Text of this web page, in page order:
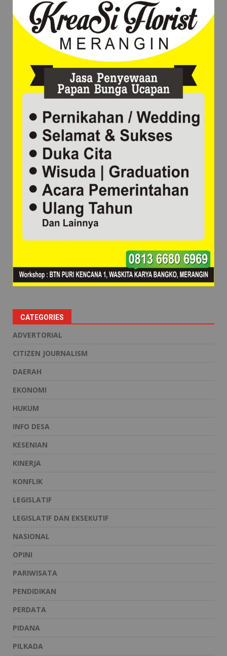
CATEGORIES
ADVERTORIAL
CITIZEN JOURNALISM
DAERAH
EKONOMI
HUKUM
INFO DESA
KESENIAN
KINERJA
KONFLIK
LEGISLATIF
LEGISLATIF DAN EKSEKUTIF
NASIONAL
OPINI
PARIWISATA
PENDIDIKAN
PERDATA
PIDANA
PILKADA